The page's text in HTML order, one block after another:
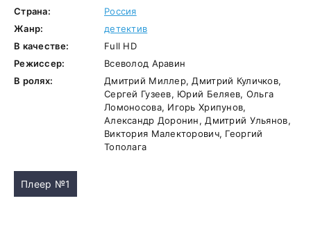
Страна:
Россия
Жанр:
детектив
В качестве:
Full HD
Режиссер:
Всеволод Аравин
В ролях:
Дмитрий Миллер, Дмитрий Куличков,
Сергей Гузеев, Юрий Беляев, Ольга
Ломоносова, Игорь Хрипунов,
Александр Доронин, Дмитрий Ульянов,
Виктория Малекторович, Георгий
Тополага
Плеер №1